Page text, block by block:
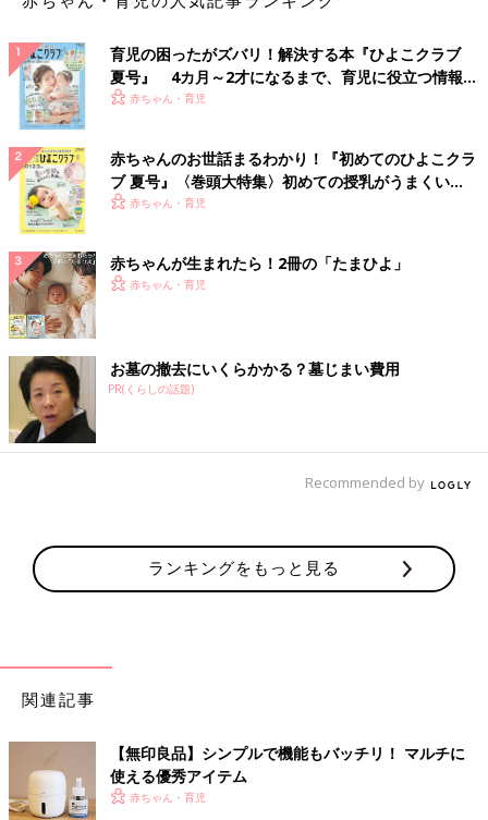
育児の困ったがズバリ！解決する本『ひよこクラブ
夏号』 4カ月～2才になるまで、育児に役立つ情報が
いっぱい！
赤ちゃん・育児
赤ちゃんのお世話まるわかり！『初めてのひよこクラ
ブ 夏号』〈巻頭大特集〉初めての授乳がうまくい
く！ おっぱい・ミルクの基本と夏のトラブル 解決テ
赤ちゃん・育児
赤ちゃんが生まれたら！2冊の「たまひよ」
赤ちゃん・育児
お墓の撤去にいくらかかる？墓じまい費用
PR(くらしの話題)
Recommended by
ランキングをもっと見る
関連記事
【無印良品】シンプルで機能もバッチリ！ マルチに
使える優秀アイテム
赤ちゃん・育児